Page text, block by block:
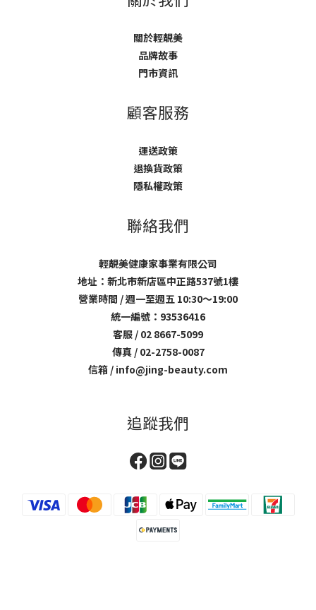
關於輕靚美
品牌故事
門市資訊
顧客服務
運送政策
退換貨政策
隱私權政策
聯絡我們
輕靚美健康家事業有限公司
地址：新北市新店區中正路537號1樓
營業時間 / 週一至週五 10:30～19:00
統一編號：93536416
客服 / 02 8667-5099
傳真 / 02-2758-0087
信箱 / info@jing-beauty.com
追蹤我們